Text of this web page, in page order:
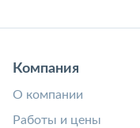
Компания
О компании
Работы и цены